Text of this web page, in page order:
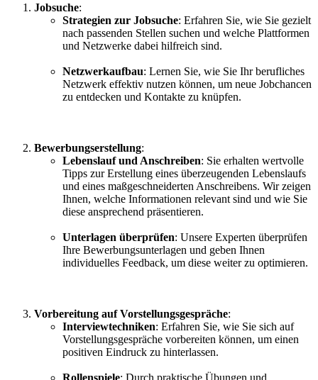
Jobsuche:
Strategien zur Jobsuche: Erfahren Sie, wie Sie gezielt
nach passenden Stellen suchen und welche Plattformen
und Netzwerke dabei hilfreich sind.
Netzwerkaufbau: Lernen Sie, wie Sie Ihr berufliches
Netzwerk effektiv nutzen können, um neue Jobchancen
zu entdecken und Kontakte zu knüpfen.
Bewerbungserstellung:
Lebenslauf und Anschreiben: Sie erhalten wertvolle
Tipps zur Erstellung eines überzeugenden Lebenslaufs
und eines maßgeschneiderten Anschreibens. Wir zeigen
Ihnen, welche Informationen relevant sind und wie Sie
diese ansprechend präsentieren.
Unterlagen überprüfen: Unsere Experten überprüfen
Ihre Bewerbungsunterlagen und geben Ihnen
individuelles Feedback, um diese weiter zu optimieren.
Vorbereitung auf Vorstellungsgespräche:
Interviewtechniken: Erfahren Sie, wie Sie sich auf
Vorstellungsgespräche vorbereiten können, um einen
positiven Eindruck zu hinterlassen.
Rollenspiele: Durch praktische Übungen und